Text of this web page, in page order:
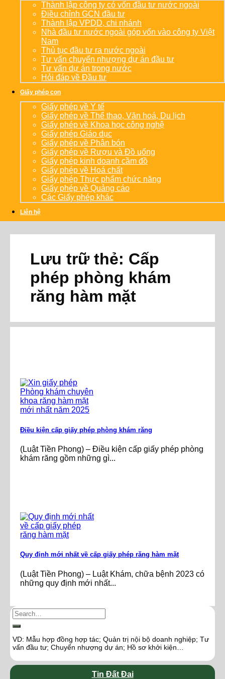
Thành lập công ty có vốn đầu tư nước ngoài
Điều chỉnh GCN đầu tư
Thành lập VPDD, chi nhánh
Nhà đầu tư nước ngoài góp vốn vào công ty Việt
Nam
Thủ tục đầu tư ra nước ngoài
Tư vấn chuyển nhượng dự án đầu tư
Tư vấn dự án trong nước
Hỏi đáp về Đầu tư
Giấy phép con
Giấy phép về Y tế
Giấy phép về Thể thao, Văn hoá, Du lịch
Giấy phép về Khoa học công nghệ
Giấy phép Giáo dục
Giấy phép về Phân bón
Giấy phép về Rượu và Đồ uống
Giấy phép kinh doanh cầm đồ
Giấy phép về Hoá chất
Giấy phép Thực phẩm chức năng
Giấy phép về Quảng cáo
Các Giấy phép khác
Liên hệ
Lưu trữ thẻ: Cấp
phép phòng khám
răng hàm mặt
Điều kiện cấp giấy phép phòng khám răng
(Luật Tiền Phong) – Điều kiện cấp giấy phép phòng
khám răng gồm những gì...
Quy định mới nhất về cấp giấy phép răng hàm mặt
(Luật Tiền Phong) – Luật Khám, chữa bệnh 2023 có
những quy định mới nhất...
VD: Mẫu hợp đồng hợp tác; Quản trị nội bộ doanh nghiệp; Tư
vấn đầu tư; Chuyển nhượng dự án; Hồ sơ khởi kiện…
Tin Đất Đai